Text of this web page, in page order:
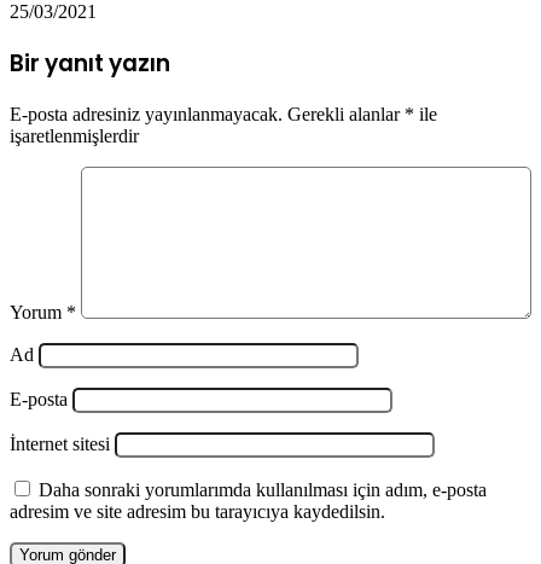
25/03/2021
Bir yanıt yazın
E-posta adresiniz yayınlanmayacak. Gerekli alanlar * ile
işaretlenmişlerdir
Yorum *
Ad
E-posta
İnternet sitesi
Daha sonraki yorumlarımda kullanılması için adım, e-posta
adresim ve site adresim bu tarayıcıya kaydedilsin.